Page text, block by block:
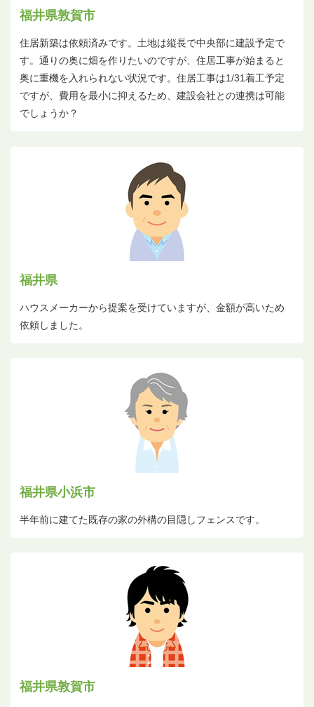
福井県敦賀市
住居新築は依頼済みです。土地は縦長で中央部に建設予定で
す。通りの奥に畑を作りたいのですが、住居工事が始まると
奥に重機を入れられない状況です。住居工事は1/31着工予定
ですが、費用を最小に抑えるため、建設会社との連携は可能
でしょうか？
福井県
ハウスメーカーから提案を受けていますが、金額が高いため
依頼しました。
福井県小浜市
半年前に建てた既存の家の外構の目隠しフェンスです。
福井県敦賀市